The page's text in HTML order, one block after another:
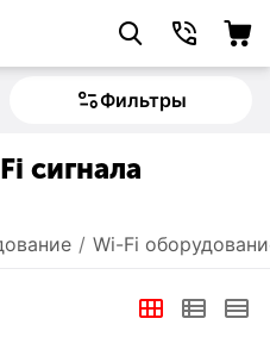
Фильтры
сигнала
/ Wi-Fi